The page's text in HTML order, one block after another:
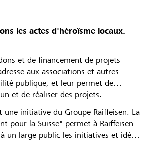
les actes d'héroïsme locaux.
et de financement de projets
aux associations et autres
publique, et leur permet de
et de réaliser des projets.
une initiative du Groupe Raiffeisen. La
pour la Suisse" permet à Raiffeisen
un large public les initiatives et idées